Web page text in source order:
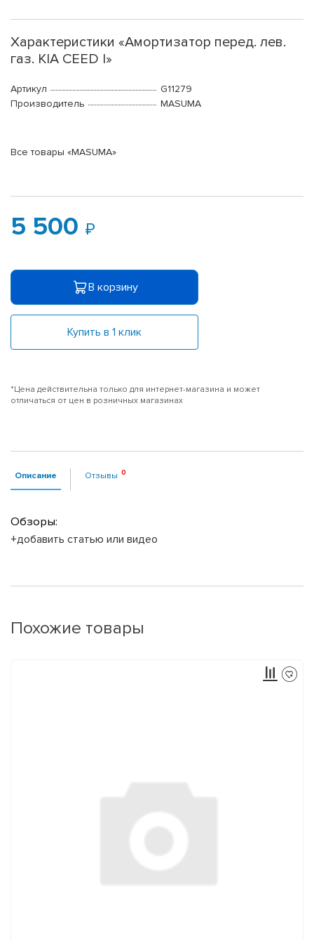
Характеристики «Амортизатор перед. лев.
газ. KIA CEED I»
Артикул
G11279
Производитель
MASUMA
Все товары «MASUMA»
5 500
В корзину
Купить в 1 клик
*Цена действительна только для интернет-магазина и может
отличаться от цен в розничных магазинах
Описание Отзывы
Обзоры:
+добавить статью или видео
Похожие товары